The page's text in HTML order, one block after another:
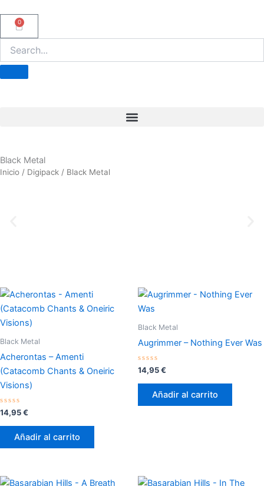
0
Carrito
Black Metal
Inicio / Digipack / Black Metal
Black Metal
Acherontas – Amenti
(Catacomb Chants & Oneiric
Visions)
Valorado
con
0
14,95€
Añadir al carrito
Black Metal
Augrimmer – Nothing Ever Was
Valorado
con
0
14,95€
Añadir al carrito